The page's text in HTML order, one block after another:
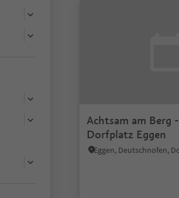
Achtsam am Berg
Dorfplatz Eggen